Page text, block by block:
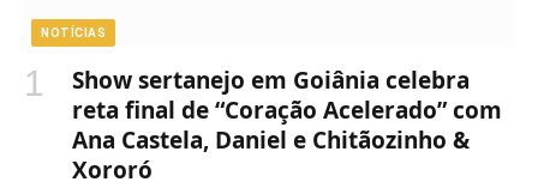
NOTÍCIAS
Show sertanejo em Goiânia celebra
reta final de “Coração Acelerado” com
Ana Castela, Daniel e Chitãozinho &
Xororó